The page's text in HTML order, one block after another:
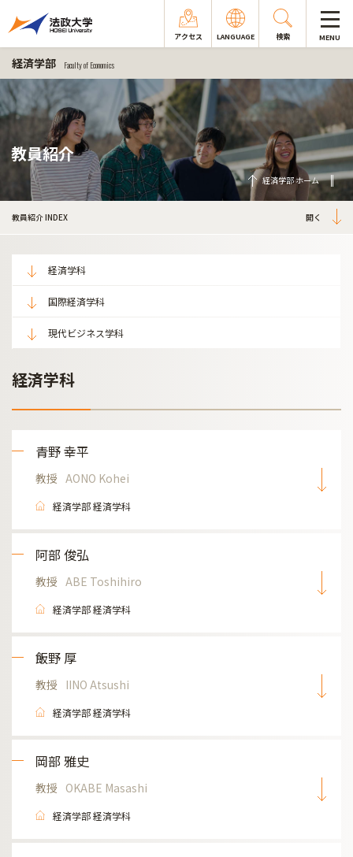
アクセス LANGUAGE 検索 MENU
経済学部 Faculty of Economics
教員紹介
経済学部 ホーム
教員紹介 INDEX
経済学科
国際経済学科
現代ビジネス学科
経済学科
青野 幸平
教授 AONO Kohei
経済学部 経済学科
阿部 俊弘
教授 ABE Toshihiro
経済学部 経済学科
飯野 厚
教授 IINO Atsushi
経済学部 経済学科
岡部 雅史
教授 OKABE Masashi
経済学部 経済学科